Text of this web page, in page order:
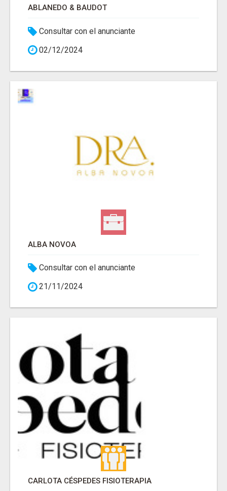
ABLANEDO & BAUDOT
Consultar con el anunciante
02/12/2024
ALBA NOVOA
Consultar con el anunciante
21/11/2024
CARLOTA CÉSPEDES FISIOTERAPIA